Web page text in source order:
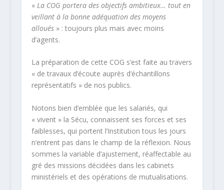
« La COG portera des objectifs ambitieux… tout en
veillant à la bonne adéquation des moyens
alloués» : toujours plus mais avec moins
d’agents.
La préparation de cette COG s’est faite au travers
« de travaux d’écoute auprès d’échantillons
représentatifs » de nos publics.
Notons bien d’emblée que les salariés, qui
« vivent » la Sécu, connaissent ses forces et ses
faiblesses, qui portent l’Institution tous les jours
n’entrent pas dans le champ de la réflexion. Nous
sommes la variable d’ajustement, réaffectable au
gré des missions décidées dans les cabinets
ministériels et des opérations de mutualisations.